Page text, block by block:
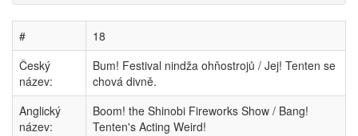
#
18
Český
název:
Bum! Festival nindža ohňostrojů / Jej! Tenten se
chová divně.
Anglický
název:
Boom! the Shinobi Fireworks Show / Bang!
Tenten's Acting Weird!